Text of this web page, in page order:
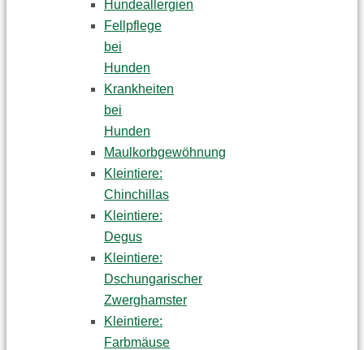
Hundeallergien
Fellpflege
bei
Hunden
Krankheiten
bei
Hunden
Maulkorbgewöhnung
Kleintiere:
Chinchillas
Kleintiere:
Degus
Kleintiere:
Dschungarischer
Zwerghamster
Kleintiere:
Farbmäuse